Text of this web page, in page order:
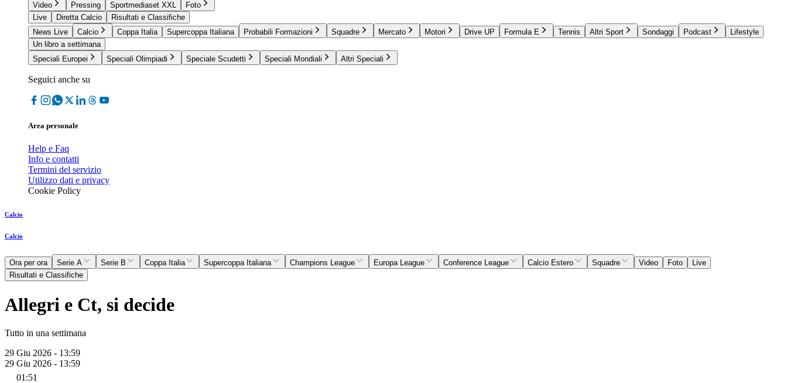
Video Pressing Sportmediaset XXL
Foto
Live
Diretta Calcio
Risultati e Classifiche
News Live
Calcio Coppa Italia Supercoppa Italiana Probabili Formazioni Squadre Mercato Motori Drive UP Formula E Tennis Altri Sport Sondaggi Podcast
Lifestyle
Un libro a settimana
Speciali Europei
Speciali Olimpiadi Speciale Scudetti Speciali Mondiali Altri Speciali
Seguici anche su
Area personale
Help e Faq
Info e contatti
Termini del servizio
Utilizzo dati e privacy
Cookie Policy
Calcio
Calcio
Ora per ora Serie A Serie B Coppa Italia Supercoppa Italiana Champions League Europa League Conference League Calcio Estero Squadre Video Foto
Live
Risultati e Classifiche
Allegri e Ct, si decide
Tutto in una settimana
29 Giu 2026 - 13:59
29 Giu 2026 - 13:59
01:51